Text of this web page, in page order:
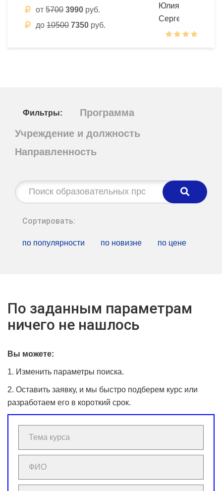
от 5700 3990 руб.
до 10500 7350 руб.
Фильтры:
Программа
Учреждение и должность
Направленность
Строка
поиска:
Сортировать:
по популярности по новизне по цене
По заданным параметрам
ничего не нашлось
Вы можете:
1. Изменить параметры поиска.
2. Оставить заявку, и мы быстро подберем курс или
разработаем его в короткий срок.